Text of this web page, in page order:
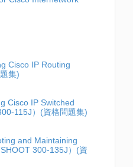
Cisco IP Routing
集)
Cisco IP Switched
115J）(資格問題集)
and Maintaining
300-135J）(資